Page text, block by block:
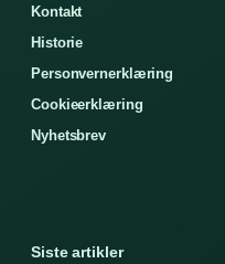
Kontakt
Historie
Personvernerklæring
Cookieerklæring
Nyhetsbrev
Siste artikler